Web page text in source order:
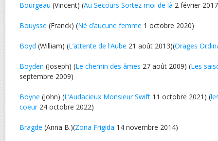
Bourgeau (Vincent) (Au Secours Sortez moi de là 2 février
Bouysse (Franck) (Né d’aucune femme 1 octobre 2020)
Boyd (William) (L’attente de l’Aube 21 août 2013)(Orages
Boyden (Joseph) (Le chemin des âmes 27 août 2009) (Les
septembre 2009)
Boyne (John) (L’Audacieux Monsieur Swift 11 octobre 2021) (
coeur24 octobre 2022)
Bragde (Anna B.)(Zona Frigida 14 novembre 2014)